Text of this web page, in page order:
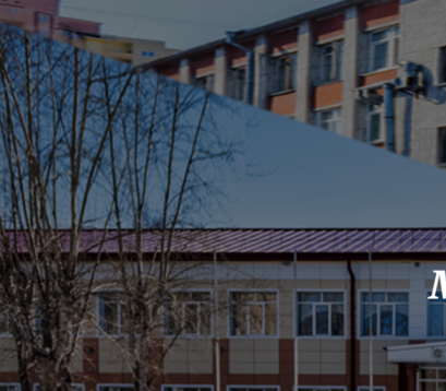
Skip to content